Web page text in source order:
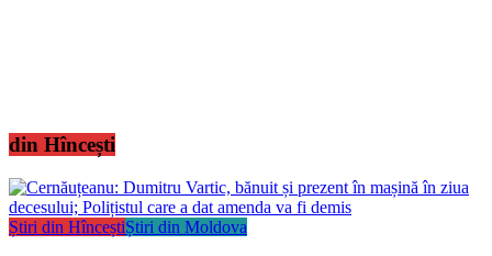
din Hîncești
Știri din HînceștiȘtiri din Moldova